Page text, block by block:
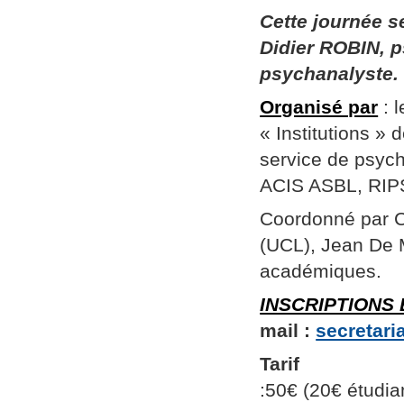
Cette journée
Didier ROBIN,
psychanalyste.
Organisé par :
« Institutions »
service de
ACIS ASBL,
Coordonné par
(UCL), Jean De
académiques.
INSCRIPTIONS
mail :
Tarif
:50€ (20€